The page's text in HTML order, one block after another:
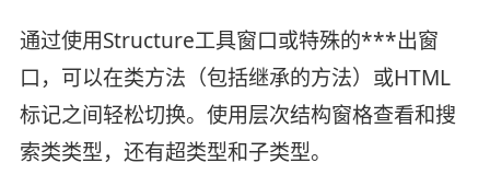
通过使用Structure工具窗口或特殊的***出窗
口，可以在类方法（包括继承的方法）或HTML
标记之间轻松切换。使用层次结构窗格查看和搜
索类类型，还有超类型和子类型。